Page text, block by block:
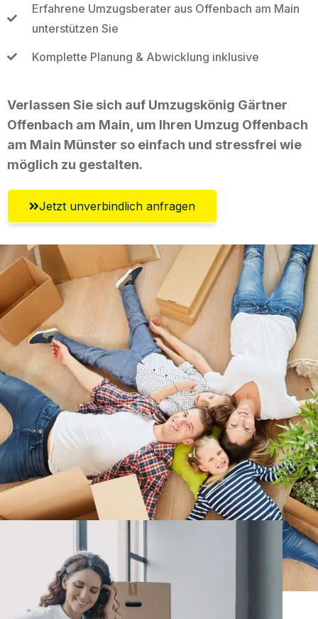
Erfahrene Umzugsberater aus Offenbach am Main
unterstützen Sie
Komplette Planung & Abwicklung inklusive
Verlassen Sie sich auf Umzugskönig Gärtner
Offenbach am Main, um Ihren Umzug Offenbach
am Main Münster so einfach und stressfrei wie
möglich zu gestalten.
Jetzt unverbindlich anfragen